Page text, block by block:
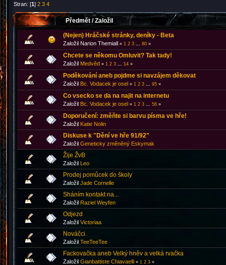
Stran: [1]2 3 4
Předmět /Založil
(Nejen) Hráčské stránky, deníky - Beta
Založil Narion Themiall « 1 2 3 80 »
Chcete se někomu Omluvit? Tak tady!
Založil Medvěd « 1 2 3 14 »
Poděkování aneb pojdme si navzájem děkovat
Založil Bc. Vodacek je osel « 1 2 3 95 »
Co vsecko se da na najit na internetu
Založil Bc. Vodacek je osel « 1 2 3 56 »
Doporučení: změňte si barvu písma ve hře!
Založil Katie Nolin
Diskuse k "Dění ve hře 91/92"
Založil Geneticky změněný Eskymak
Žije ŽvB
Založil Leo
Prodej pomůcek do školy
Založil Jade Cornelle
Sháním kontakt na...
Založil Raziel Weyfen
Odjezd
Založil Victoriaa
Nováčci.
Založil TeeTeeTee
Fackovačka aneb Velký hněv a velká rvačka
Založil Gianbattiste Chiavaelli « 1 2 3 »